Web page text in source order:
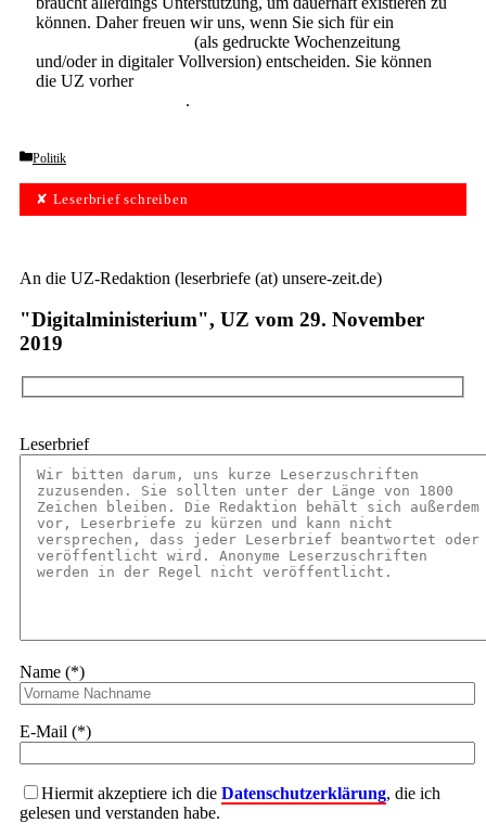
können. Daher freuen wir uns, wenn Sie sich für ein
(als gedruckte Wochenzeitung
und/oder in digitaler Vollversion) entscheiden. Sie können
die UZ vorher
.
Categories
Politik
✘ Leserbrief schreiben
An die UZ-Redaktion (leserbriefe (at) unsere-zeit.de)
"Digitalministerium", UZ vom 29. November
2019
Leserbrief
Name (*)
E-Mail (*)
Hiermit akzeptiere ich die Datenschutzerklärung, die ich
gelesen und verstanden habe.